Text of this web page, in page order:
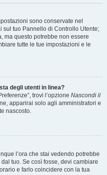
sono conservate nel
sul tuo Pannello di Controllo Utente;
ma questo potrebbe non essere
tutte le tue impostazioni e le
degli utenti in linea?
trovi l’opzione Nascondi il
apparirai solo agli amministratori e
nascosto.
l’ora che stai vedendo potrebbe
tuo. Se così fosse, devi cambiare
e farlo coincidere con la tua